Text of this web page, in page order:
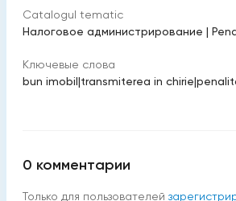
Catalogul tematic
Налоговое администрирование |
Ключевые слова
bun imobil|transmiterea in chirie|
0 комментарии
Только для пользователей